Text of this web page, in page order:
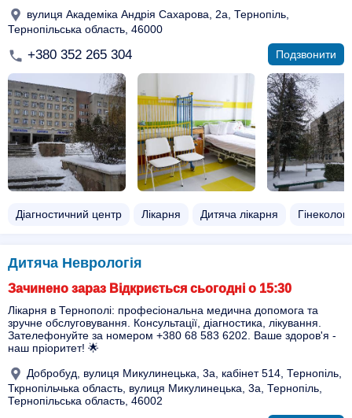
вулиця Академіка Андрія Сахарова, 2а, Тернопіль,
Тернопільська область, 46000
+380 352 265 304 Подзвонити
Діагностичний центр Лікарня Дитяча лікарня
Дитяча Неврологія
Зачинено зараз Відкриється сьогодні о 15:30
Лікарня в Тернополі: професіональна медична допомога та
зручне обслуговування. Консультації, діагностика, лікування.
Зателефонуйте за номером +380 68 583 6202. Ваше здоров'я -
наш пріоритет! 🌟
Добробуд, вулиця Микулинецька, 3а, кабінет 514, Тернопіль,
Ткрнопільчька область, вулиця Микулинецька, 3а, Тернопіль,
Тернопільська область, 46002